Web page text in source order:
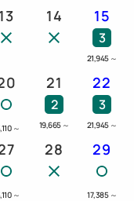
13 14 15
3
21,945 ～
～
21
2
19,665 ～
22
3
21,945 ～
～
28 29
17,385 ～